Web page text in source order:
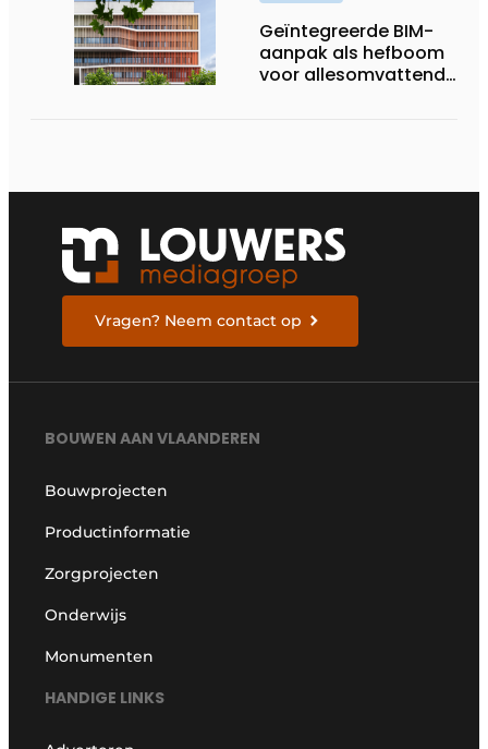
Geïntegreerde BIM-
aanpak als hefboom
voor allesomvattende
Vragen? Neem contact op
BOUWEN AAN VLAANDEREN
Bouwprojecten
Productinformatie
Zorgprojecten
Onderwijs
Monumenten
HANDIGE LINKS